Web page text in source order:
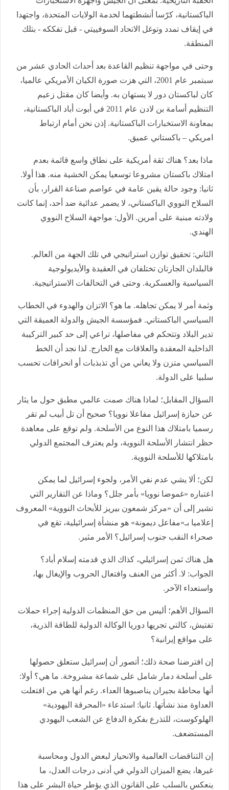
الباكستانية، كرّسا أنشطتهما لخدمة الولايات المتحدة، واجتهدا
في إيقاف تمدد وتوغل الاتحاد السوفييتي - قبل تفككه - بتلك
المنطقة.
وحتى في مواجهة تنظيم القاعدة بعد أحداث الحادي عشر من
سبتمبر عام 2001، التي هزت صورة الكيان الأمريكي عالميا،
كان لباكستان دور لا يستهان به. وأيضا كان مقتل زعيم
التنظيم أسامة بن لادن عام 2011 في أبوت أباد الباكستانية،
بمعاونة الاستخبارات الباكستانية. إذن نحن أمام ارتباط
امريكي – باكستاني عميق.
ماذا بعد؟ هناك ثقة أمريكية على نطاق واسع قائمة بعدم
امتلاك باكستان مشروعا توسعيا يمكن الخشية منه. هذا أولا.
ثانيا: وجود حالة يقين عامة في عواصم صناعة القرار، بأن
السلاح النووي الباكستاني، لا يضمر عدائية ضد أحد، إنما كانت
ولادته مبنية على أمرين. الأول: مواجهة السلاح النووي
الهندي.
الثاني: تحقيق توازن استراتيجي في تلك الجهة من العالم.
فالبلدان الجارتان تختلفان في العقيدة والأيديولوجية
السياسية والعسكرية. وحتى في التحالفات الاستراتيجية.
وثمة أمر لا يمكن تجاهله. ما هو؟ الاتزان والهدوء في الخطاب
السياسي الباكستاني. فمؤسسة الجيش والدولة العميقة التي
تدير البلاد وتتحكم في مفاصلها، تراعي إلى حد كبير التركيبة
الداخلية المعقدة والعلاقات مع الخارج. لذا نجد أن الخط
السياسي متزن ولا يعاني من أي تذبذبات أو انحرافات تحسب
سلبيا على الدولة.
السؤال المقابل؛ لماذا هناك صمت عالمي مطبق حول ما يثار
عن حيازة إسرائيل مفاعلا نوويا؟ صحيح أن تل أبيب لم تقر
رسميا بامتلاك هذا النوع من الأسلحة. ولم توقع على معاهدة
حظر انتشار الأسلحة النووية، ولم يعترف المجتمع الدولي
بامتلاكها للأسلحة النووية.
لكن؛ ألا يشي عدم نفي الأمر، ولجوء إسرائيل لما يمكن
اعتباره «غموضا نوويا» بأمر جلل؟ وماذا عن التقارير التي
تشير إلى أن «مركز شمعون بيريز للأبحاث النووية» المعروف
إعلاميا بـ»مفاعل ديمونة» هو منشأة إسرائيلية، تقع في
صحراء النقب جنوب إسرائيل؟ الأمر مثير.
هل هناك ثمن إسرائيلي، كذاك الذي قدمته إسلام أباد؟
الجواب: لا. أكثر من العنف وافتعال الحروب والإيغال بها،
واستعداء الآخر.
السؤال الأهم؛ أليس من حق المنظمات الدولية إجراء حملات
تفتيش، كالتي تجريها دوريا الوكالة الدولية للطاقة الذرية،
على مواقع إيرانية؟
إن افترضنا صحة ذلك؛ أتصور أن إسرائيل ستعلق حصولها
على أسلحة دمار شامل على شماعة مشروخة. ما هي؟ أولا:
أنها محاطة بجيران يناصبوها العداء. رغم أنها هي من افتعلت
العداوة منذ نشأتها. ثانيا: استدعاء «المحرقة اليهودية»
الهلوكوست، للتذرع بفكرة الدفاع عن الشعب اليهودي
المستضعف.
إن التناقضات العالمية والانحياز لبعض الدول ومحاسبة
غيرها، يضع الميزان الدولي في أدنى درجات العدل، ما
ينعكس بالسلب على القانون الذي يؤطر حياة البشر على هذا